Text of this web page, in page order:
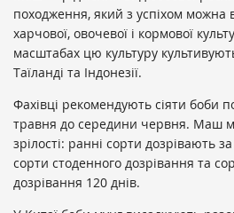
походження, який з успіхом можна
харчової, овочевої і кормової
масштабах цю культуру
Таїланді та Індонезії.
Фахівці рекомендують сіяти боби
травня до середини червня. Маш
зрілості: ранні сорти дозрівають
сорти стоденного дозрівання та
дозрівання 120 днів.